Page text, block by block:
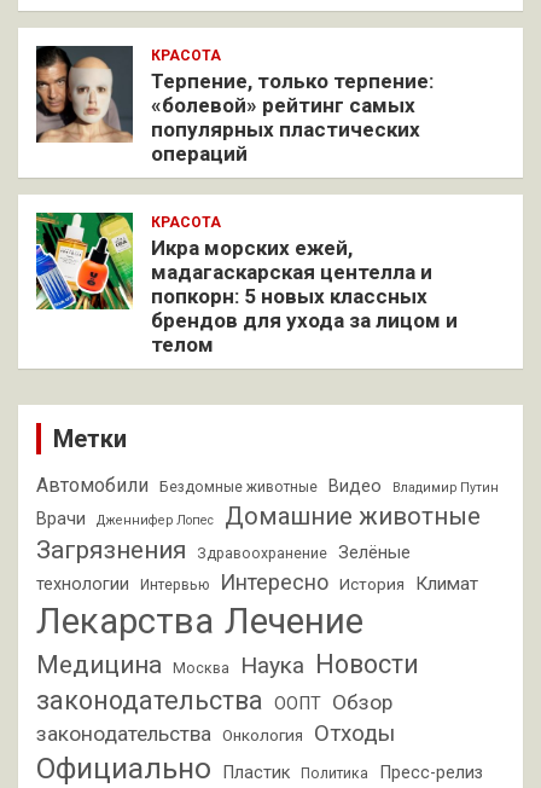
КРАСОТА
Терпение, только терпение:
«болевой» рейтинг самых
популярных пластических
операций
КРАСОТА
Икра морских ежей,
мадагаскарская центелла и
попкорн: 5 новых классных
брендов для ухода за лицом и
телом
Метки
Автомобили Бездомные животные Видео Владимир Путин
Врачи Дженнифер Лопес
Домашние животные
Загрязнения
Здравоохранение
Зелёные
технологии
Интервью Интересно История Климат
Лекарства Лечение
Медицина Москва Наука
Новости
законодательства ООПТ Обзор
законодательства Онкология Отходы
Официально Пластик Политика Пресс-релиз